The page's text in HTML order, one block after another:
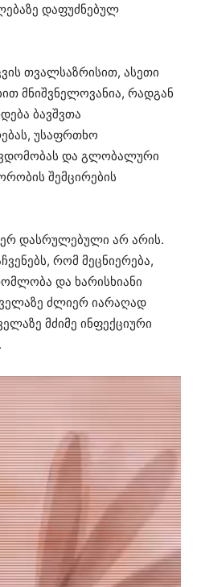
დაფუძნებულ
თვალსაზრისით, ასეთი
მნიშვნელოვანია, რადგან
ბავშვთა
უსაფრთხო
და გლობალური
შემცირების
დასრულებული არ არის.
რომ მეცნიერება,
და ხარისხიანი
ძლიერ იარაღად
მძიმე ინფექციური